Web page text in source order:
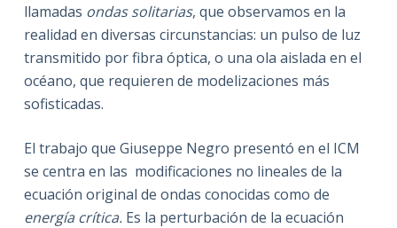
llamadas ondas solitarias, que observamos en la
realidad en diversas circunstancias: un pulso de luz
transmitido por fibra óptica, o una ola aislada en el
océano, que requieren de modelizaciones más
sofisticadas.
El trabajo que Giuseppe Negro presentó en el ICM
se centra en las modificaciones no lineales de la
ecuación original de ondas conocidas como de
energía crítica. Es la perturbación de la ecuación